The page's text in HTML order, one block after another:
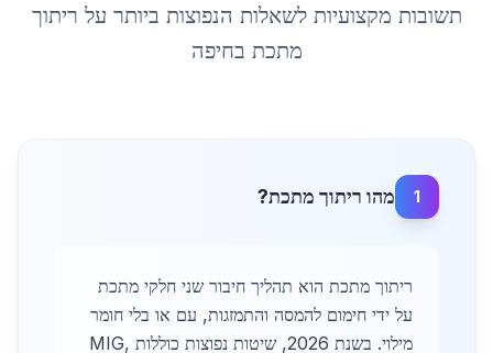
תשובות מקצועיות לשאלות הנפוצות ביותר על ריתוך
מתכת בחיפה
1 מהו ריתוך מתכת?
ריתוך מתכת הוא תהליך חיבור שני חלקי מתכת
על ידי חימום להמסה והתמזגות, עם או בלי חומר
מילוי. בשנת 2026, שיטות נפוצות כוללות MIG,